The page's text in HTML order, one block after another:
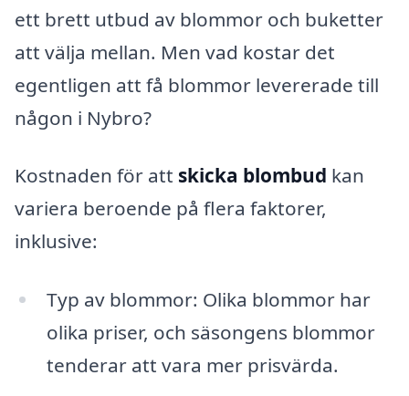
ett brett utbud av blommor och buketter
att välja mellan. Men vad kostar det
egentligen att få blommor levererade till
någon i Nybro?
Kostnaden för att skicka blombud kan
variera beroende på flera faktorer,
inklusive:
Typ av blommor: Olika blommor har
olika priser, och säsongens blommor
tenderar att vara mer prisvärda.